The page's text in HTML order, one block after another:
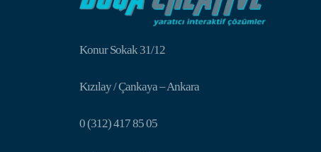
Konur Sokak 31/12
Kızılay / Çankaya – Ankara
0 (312) 417 85 05